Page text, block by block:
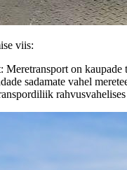
viis:
Meretransport on
sadamate vahel
rahvusvahelises